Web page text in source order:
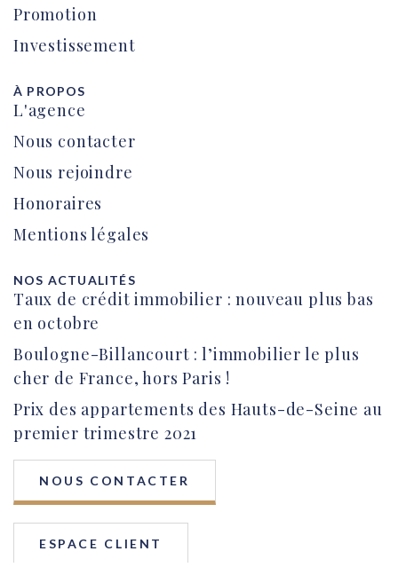
Promotion
Investissement
À PROPOS
L'agence
Nous contacter
Nous rejoindre
Honoraires
Mentions légales
NOS ACTUALITÉS
Taux de crédit immobilier : nouveau plus bas
en octobre
Boulogne-Billancourt : l’immobilier le plus
cher de France, hors Paris !
Prix des appartements des Hauts-de-Seine au
premier trimestre 2021
NOUS CONTACTER
ESPACE CLIENT